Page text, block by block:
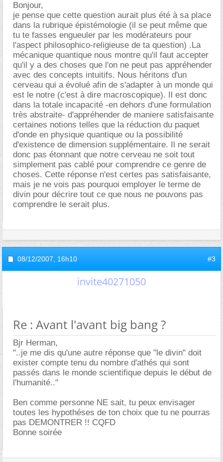
Bonjour,
je pense que cette question aurait plus été à sa place
dans la rubrique épistémologie (il se peut même que
tu te fasses engueuler par les modérateurs pour
l'aspect philosophico-religieuse de ta question) .La
mécanique quantique nous montre qu'il faut accepter
qu'il y a des choses que l'on ne peut pas appréhender
avec des concepts intuitifs. Nous héritons d'un
cerveau qui a évolué afin de s'adapter à un monde qui
est le notre (c'est à dire macroscopique). Il est donc
dans la totale incapacité -en dehors d'une formulation
très abstraite- d'appréhender de maniere satisfaisante
certaines notions telles que la réduction du paquet
d'onde en physique quantique ou la possibilité
d'existence de dimension supplémentaire. Il ne serait
donc pas étonnant que notre cerveau ne soit tout
simplement pas cablé pour comprendre ce genre de
choses. Cette réponse n'est certes pas satisfaisante,
mais je ne vois pas pourquoi employer le terme de
divin pour décrire tout ce que nous ne pouvons pas
comprendre le serait plus.
08/12/2007, 16h10 #3
invite40271050
Re : Avant l'avant big bang ?
Bjr Herman,
"..je me dis qu'une autre réponse que "le divin" doit
exister compte tenu du nombre d'athés qui sont
passés dans le monde scientifique depuis le début de
l'humanité.."
Ben comme personne NE sait, tu peux envisager
toutes les hypothéses de ton choix que tu ne pourras
pas DEMONTRER !! CQFD
Bonne soirée